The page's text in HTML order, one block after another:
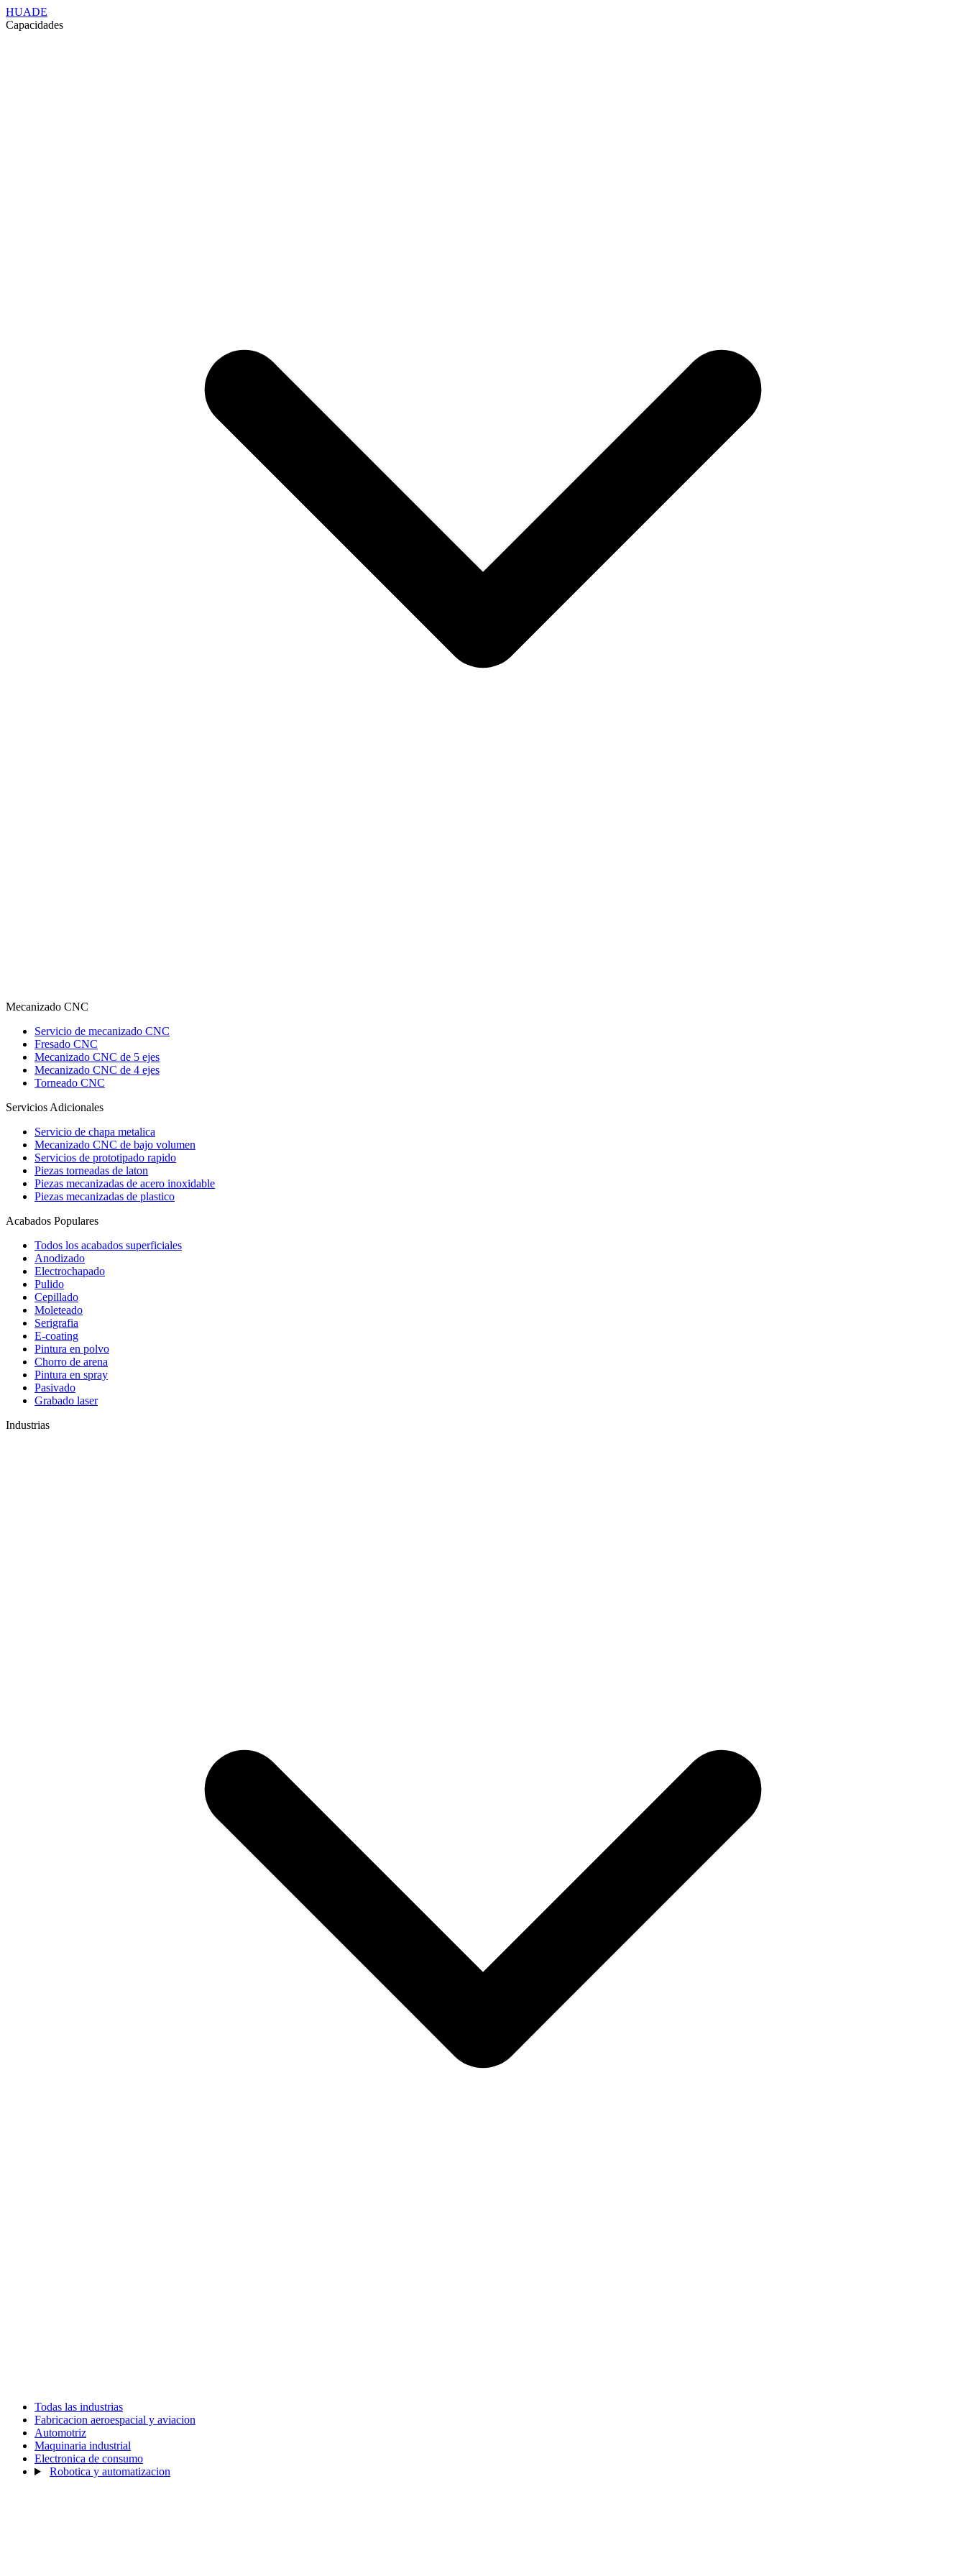
HUADE
Capacidades
Mecanizado CNC
Servicio de mecanizado CNC
Fresado CNC
Mecanizado CNC de 5 ejes
Mecanizado CNC de 4 ejes
Torneado CNC
Servicios Adicionales
Servicio de chapa metalica
Mecanizado CNC de bajo volumen
Servicios de prototipado rapido
Piezas torneadas de laton
Piezas mecanizadas de acero inoxidable
Piezas mecanizadas de plastico
Acabados Populares
Todos los acabados superficiales
Anodizado
Electrochapado
Pulido
Cepillado
Moleteado
Serigrafia
E-coating
Pintura en polvo
Chorro de arena
Pintura en spray
Pasivado
Grabado laser
Industrias
Todas las industrias
Fabricacion aeroespacial y aviacion
Automotriz
Maquinaria industrial
Electronica de consumo
Robotica y automatizacion